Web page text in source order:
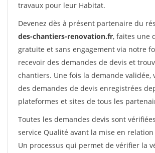
travaux pour leur Habitat.
Devenez dès à présent partenaire du
des-chantiers-renovation.fr, faites une
gratuite et sans engagement via notre
recevoir des demandes de devis et
chantiers. Une fois la demande validée,
des demandes de devis enregistrées
plateformes et sites de tous les
Toutes les demandes devis sont
service Qualité avant la mise en relation
Un processus qui permet de vérifier la